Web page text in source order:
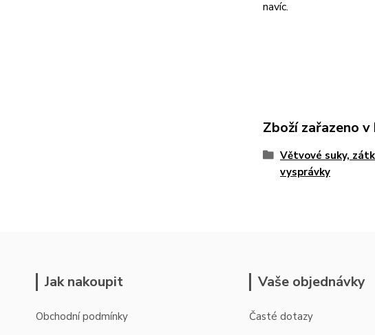
navíc.
Zboží zařazeno
Větvové suky,
vysprávky
Jak nakoupit
Obchodní podmínky
Vaše objednávky
Časté dotazy